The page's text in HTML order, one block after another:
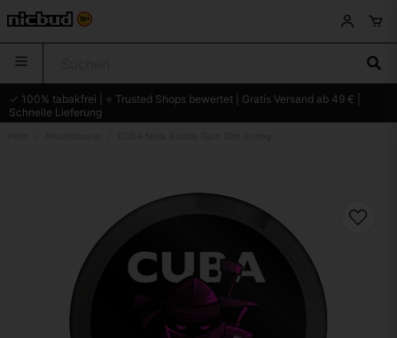
✓ 100% tabakfrei | ⭐ Trusted Shops bewertet | Gratis Versand ab 49 € |
Schnelle Lieferung